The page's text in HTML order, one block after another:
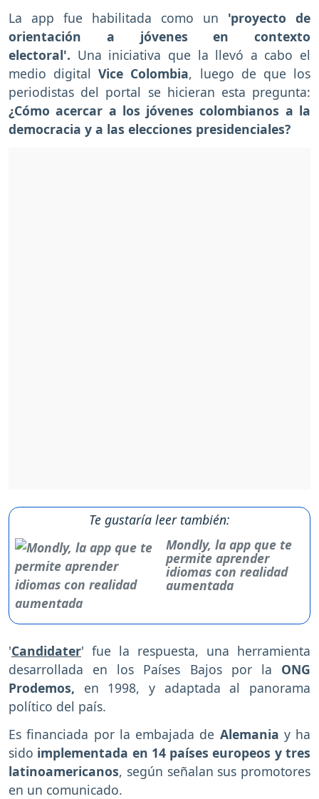
La app fue habilitada como un 'proyecto de
orientación a jóvenes en contexto
electoral'. Una iniciativa que la llevó a cabo el
medio digitalVice Colombia, luego de que los
periodistas del portal se hicieran esta pregunta:
¿Cómo acercar a los jóvenes colombianos a la
democracia y a las elecciones presidenciales?
Te gustaría leer también:
Mondly, la app que te
permite aprender
idiomas con realidad
aumentada
'Candidater' fue la respuesta, una herramienta
desarrollada en los Países Bajos por la ONG
Prodemos, en 1998, y adaptada al panorama
político del país.
Es financiada por la embajada de Alemania y ha
sido implementada en 14 países europeos y tres
latinoamericanos, según señalan sus promotores
en un comunicado.